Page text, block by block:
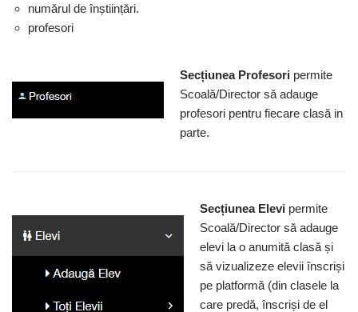
numărul de înștiințări.
profesori
Secțiunea Profesori permite
Scoală/Director să adauge
profesori pentru fiecare clasă in
parte.
Secțiunea Elevi permite
Scoală/Director să adauge
elevi la o anumită clasă și
să vizualizeze elevii înscriși
pe platformă (din clasele la
care predă, înscriși de el